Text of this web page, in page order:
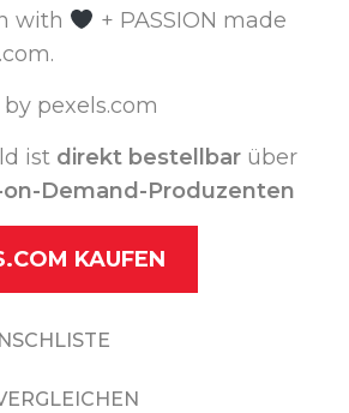
with
+ PASSION made
pexels.com
ist direkt bestellbar über
on-Demand-Produzenten
KAUFEN